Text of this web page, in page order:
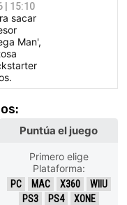
| 15:10
sacar
Man',
Puntúa el juego
Primero elige
Plataforma:
PC MAC X360
WIIU
PS3
PS4
XONE